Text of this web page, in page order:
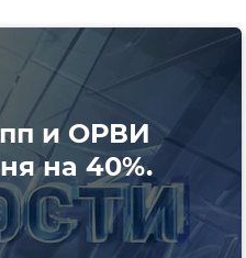
и ОРВИ
на 40%.